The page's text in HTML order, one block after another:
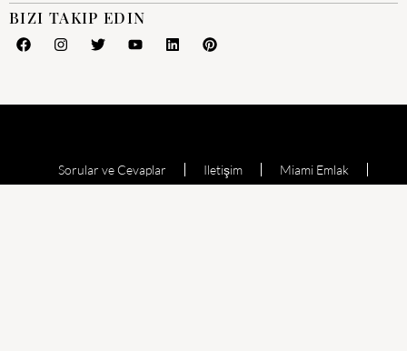
BIZI TAKIP EDIN
Sorular ve Cevaplar Iletişim Miami Emlak